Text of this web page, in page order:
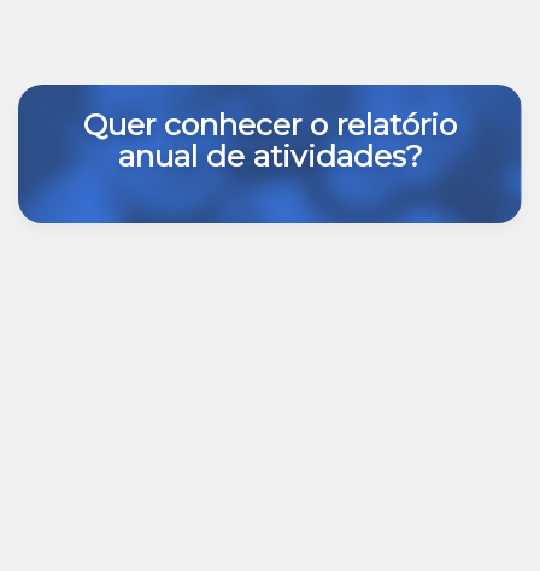
Quer conhecer o relatório
anual de atividades?